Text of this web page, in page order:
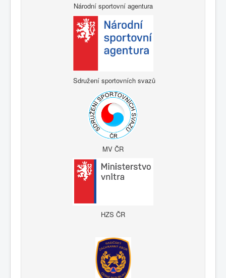
Národní sportovní agentura
Sdružení sportovních svazů
MV ČR
HZS ČR